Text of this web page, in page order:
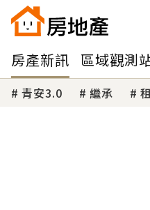
房產新訊 區域觀測
青安3.0 繼承